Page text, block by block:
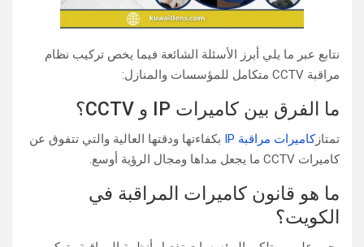
نتابع عبر ما يلي أبرز الأسئلة الشائعة فيما يخص تركيب نظام
مراقبة CCTV متكامل للمؤسسات والمنازل:
ما الفرق بين كاميرات IP و CCTV؟
تمتازكاميرات مراقبة IP
بكفاءتها ودقتها العالية والتي تتفوق عن
كاميرات CCTV ما يجعل مداها ومجال الرؤية أوسع.
ما هو قانون كاميرات المراقبة في
الكويت؟